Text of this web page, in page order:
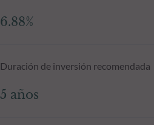
6.88%
Duración de inversión recomendada
5 años